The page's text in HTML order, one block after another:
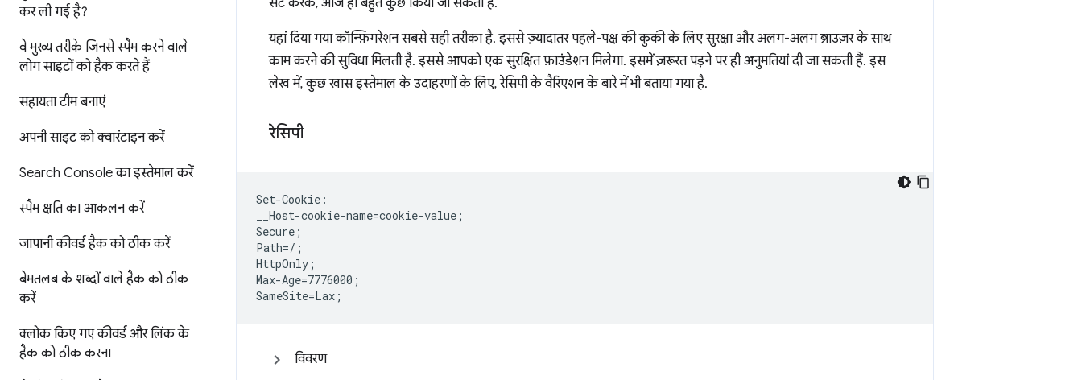
कर ली गई है?
वे मुख्य तरीके जिनसे स्पैम करने वाले
लोग साइटों को हैक करते हैं
सहायता टीम बनाएं
अपनी साइट को क्वारंटाइन करें
Search Console का इस्तेमाल करें
स्पैम क्षति का आकलन करें
जापानी कीवर्ड हैक को ठीक करें
बेमतलब के शब्दों वाले हैक को ठीक
करें
क्लोक किए गए कीवर्ड और लिंक के
हैक को ठीक करना
सेट करके, आज ही बहुत कुछ किया जा सकता है.
यहां दिया गया कॉन्फ़िगरेशन सबसे सही तरीका है. इससे ज़्यादातर पहले-पक्ष की कुकी के लिए सुरक्षा और अलग-अलग ब्राउज़र के साथ
काम करने की सुविधा मिलती है. इससे आपको एक सुरक्षित फ़ाउंडेशन मिलेगा. इसमें ज़रूरत पड़ने पर ही अनुमतियां दी जा सकती हैं. इस
लेख में, कुछ खास इस्तेमाल के उदाहरणों के लिए, रेसिपी के वैरिएशन के बारे में भी बताया गया है.
रेसिपी
Set-Cookie:
__Host-cookie-name=cookie-value;
Secure;
Path=/;
HttpOnly;
Max-Age=7776000;
विवरण